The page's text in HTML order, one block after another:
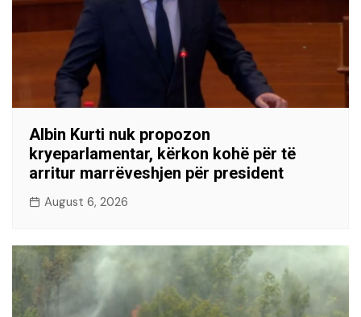
Albin Kurti nuk propozon
kryeparlamentar, kërkon kohë për të
arritur marrëveshjen për president
August 6, 2026